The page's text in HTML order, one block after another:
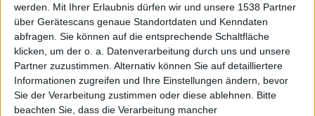
werden.
Mit Ihrer Erlaubnis dürfen wir und unsere 1538 Partner
über Gerätescans genaue Standortdaten und Kenndaten
abfragen. Sie können auf die entsprechende Schaltfläche
klicken, um der o. a. Datenverarbeitung durch uns und unsere
Partner zuzustimmen. Alternativ können Sie auf detailliertere
Informationen zugreifen und Ihre Einstellungen ändern, bevor
Sie der Verarbeitung zustimmen oder diese ablehnen.
Bitte
beachten Sie, dass die Verarbeitung mancher
Denn abseits aller persönlichen gesundheitlichen Risiken,
die jeder für sich selbst bewerten muss, ist Corona etwas,
das alle Festivalbesucher angeht. Zitat: „Die Crew, die
Künstler, die Fans – eigentlich niemand kann sich Ausfälle
durch eine Corona-Infektion erlauben.“ Denn mal ehrlich:
Natürlich birgt eine Massenveranstaltung wie das Summer